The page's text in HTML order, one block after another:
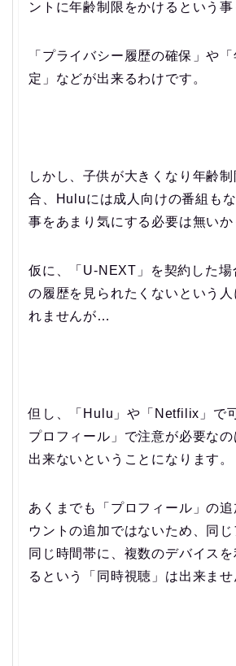
ントに年齢制限をかけるという事
「プライバシー履歴の確保」や
定」などが出来るわけです。
しかし、子供が大きくなり年齢
合、Huluには成人向けの番組も
事をあまり気にする必要は無いか
仮に、「U-NEXT」を契約した場
の履歴を見られたくないという
れませんが…
但し、「Hulu」や「Netfilix」で
プロフィール」で注意が必要な
出来ないということになります。
あくまでも「プロフィール」の
ウントの追加ではないため、 同じ
同じ時間帯に、複数のデバイス
るという「同時視聴」は出来ませ